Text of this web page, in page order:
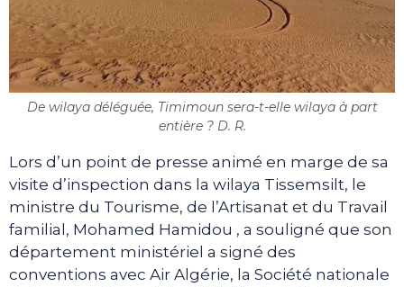
De wilaya déléguée, Timimoun sera-t-elle wilaya à part
entière ? D. R.
Lors d’un point de presse animé en marge de sa
visite d’inspection dans la wilaya Tissemsilt, le
ministre du Tourisme, de l’Artisanat et du Travail
familial, Mohamed Hamidou , a souligné que son
département ministériel a signé des
conventions avec Air Algérie, la Société nationale